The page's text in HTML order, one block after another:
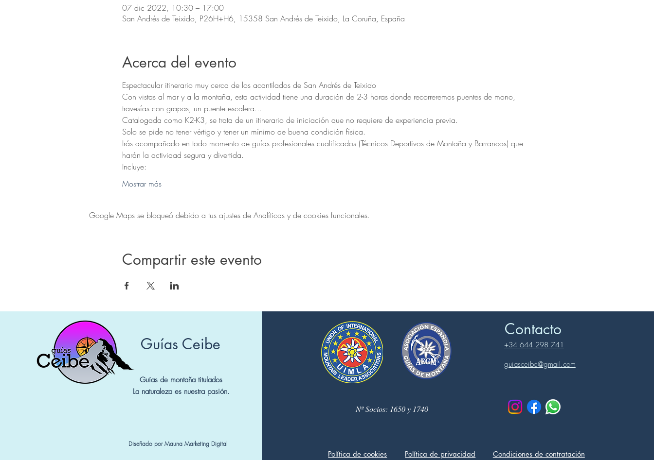
07 dic 2022, 10:30 – 17:00
San Andrés de Teixido, P26H+H6, 15358 San Andrés de Teixido, La Coruña, España
Acerca del evento
Espectacular itinerario muy cerca de los acantilados de San Andrés de Teixido
Con vistas al mar y a la montaña, esta actividad tiene una duración de 2-3 horas donde recorreremos puentes de mono,
travesías con grapas, un puente escalera...
Catalogada como K2-K3, se trata de un itinerario de iniciación que no requiere de experiencia previa.
Solo se pide no tener vértigo y tener un mínimo de buena condición física.
Irás acompañado en todo momento de guías profesionales cualificados (Técnicos Deportivos de Montaña y Barrancos) que
harán la actividad segura y divertida.
Incluye:
Mostrar más
Google Maps se bloqueó debido a tus ajustes de Analíticas y de cookies funcionales.
Compartir este evento
Guías Ceibe
Guías de montaña titulados
La naturaleza es nuestra pasión.
Diseñado por Mauna Marketing Digital
Contacto
+34 644 298 741
guiasceibe@gmail.com
Nº Socios: 1650 y 1740
Política de cookies Política de privacidad Condiciones de contratación